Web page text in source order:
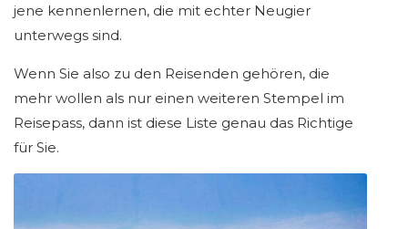
jene kennenlernen, die mit echter Neugier
unterwegs sind.
Wenn Sie also zu den Reisenden gehören, die
mehr wollen als nur einen weiteren Stempel im
Reisepass, dann ist diese Liste genau das Richtige
für Sie.